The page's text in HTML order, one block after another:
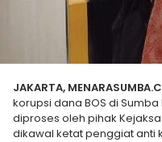
JAKARTA,
korupsi dana BOS di
diproses oleh pihak
dikawal ketat penggiat anti